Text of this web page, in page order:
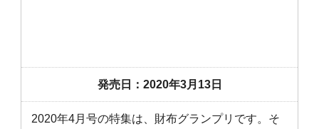
発売日：2020年3月13日
2020年4月号の特集は、財布グランプリです。そ